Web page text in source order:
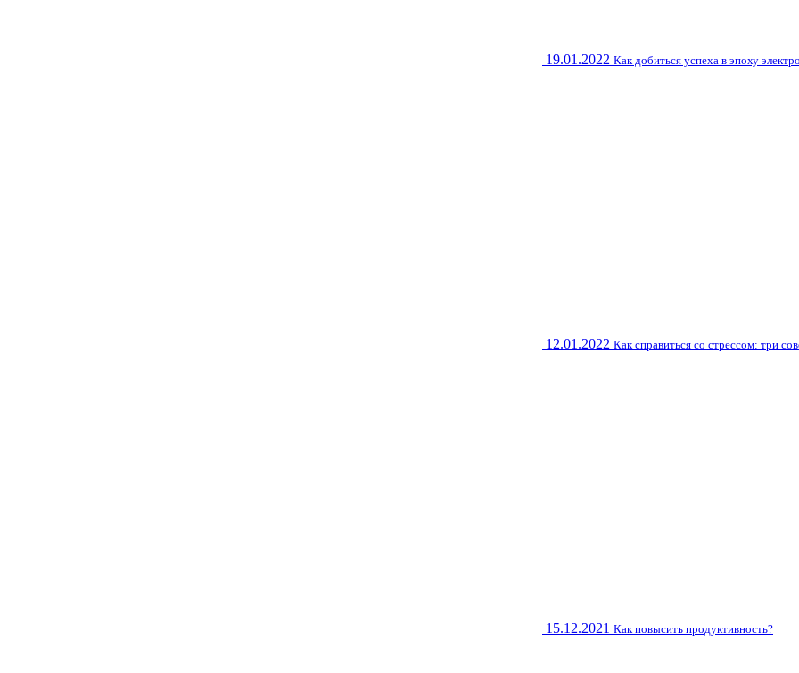
19.01.2022 Как добиться успеха в эпоху
12.01.2022 Как справиться со стрессом: три
15.12.2021 Как повысить продуктивность?